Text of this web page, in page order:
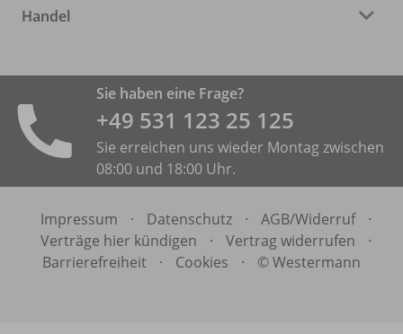
Handel
Sie haben eine Frage?
+49 531 ­123 25 125
Sie erreichen uns wieder Montag zwischen
08:00 und 18:00 Uhr.
Impressum · Datenschutz · AGB/Widerruf
·
Verträge hier kündigen
· Vertrag widerrufen
·
Barrierefreiheit
· Cookies · © Westermann